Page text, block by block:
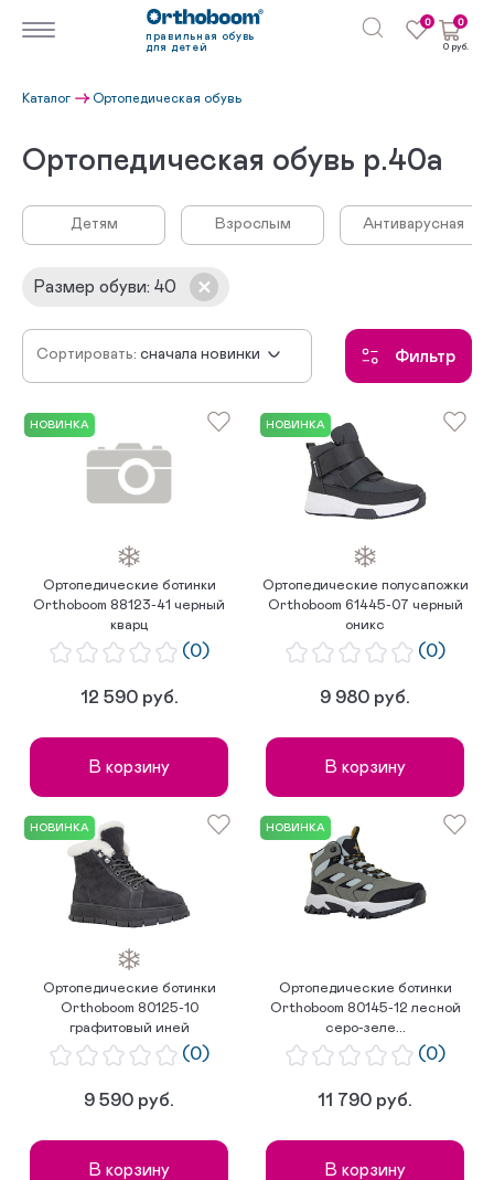
правильная обувь
для детей
0 0
0 руб.
Каталог Ортопедическая обувь
Ортопедическая обувь р.40а
Детям Взрослым Антиварусная
Размер обуви: 40
Сортировать: сначала новинки
по возрастанию цены
по популярности
Фильтр
НОВИНКА
Ортопедические ботинки
Orthoboom 88123-41 черный
кварц
(0)
12 590 руб.
В корзину
НОВИНКА
Ортопедические полусапожки
Orthoboom 61445-07 черный
оникс
(0)
9 980 руб.
В корзину
НОВИНКА
Ортопедические ботинки
Orthoboom 80125-10
графитовый иней
(0)
9 590 руб.
В корзину
НОВИНКА
Ортопедические ботинки
Orthoboom 80145-12 лесной
серо-зеле...
(0)
11 790 руб.
В корзину